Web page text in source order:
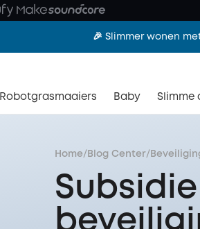
🎉 Slimmer wonen
Robotgrasmaaiers Baby Slimme
Home/ Blog Center/
Subsidie